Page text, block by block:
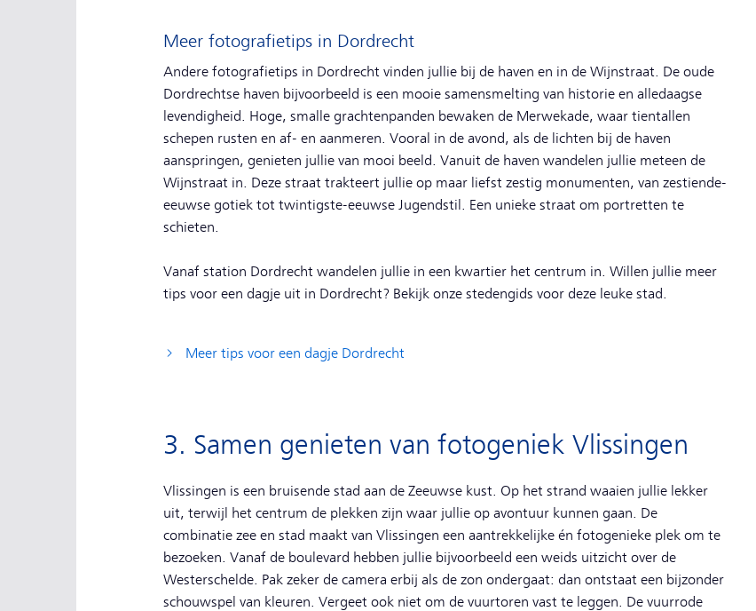
Meer fotografietips in Dordrecht
Andere fotografietips in Dordrecht vinden jullie bij de haven en in de Wijnstraat. De oude
Dordrechtse haven bijvoorbeeld is een mooie samensmelting van historie en alledaagse
levendigheid. Hoge, smalle grachtenpanden bewaken de Merwekade, waar tientallen
schepen rusten en af- en aanmeren. Vooral in de avond, als de lichten bij de haven
aanspringen, genieten jullie van mooi beeld. Vanuit de haven wandelen jullie meteen de
Wijnstraat in. Deze straat trakteert jullie op maar liefst zestig monumenten, van zestiende-
eeuwse gotiek tot twintigste-eeuwse Jugendstil. Een unieke straat om portretten te
schieten.
Vanaf station Dordrecht wandelen jullie in een kwartier het centrum in. Willen jullie meer
tips voor een dagje uit in Dordrecht? Bekijk onze stedengids voor deze leuke stad.
Meer tips voor een dagje Dordrecht
3. Samen genieten van fotogeniek Vlissingen
Vlissingen is een bruisende stad aan de Zeeuwse kust. Op het strand waaien jullie lekker
uit, terwijl het centrum de plekken zijn waar jullie op avontuur kunnen gaan. De
combinatie zee en stad maakt van Vlissingen een aantrekkelijke én fotogenieke plek om te
bezoeken. Vanaf de boulevard hebben jullie bijvoorbeeld een weids uitzicht over de
Westerschelde. Pak zeker de camera erbij als de zon ondergaat: dan ontstaat een bijzonder
schouwspel van kleuren. Vergeet ook niet om de vuurtoren vast te leggen. De vuurrode